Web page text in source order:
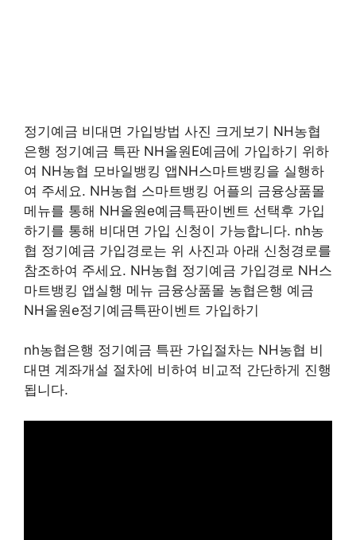
정기예금 비대면 가입방법 사진 크게보기 NH농협
은행 정기예금 특판 NH올원E예금에 가입하기 위하
여 NH농협 모바일뱅킹 앱NH스마트뱅킹을 실행하
여 주세요. NH농협 스마트뱅킹 어플의 금융상품몰
메뉴를 통해 NH올원e예금특판이벤트 선택후 가입
하기를 통해 비대면 가입 신청이 가능합니다. nh농
협 정기예금 가입경로는 위 사진과 아래 신청경로를
참조하여 주세요. NH농협 정기예금 가입경로 NH스
마트뱅킹 앱실행 메뉴 금융상품몰 농협은행 예금
NH올원e정기예금특판이벤트 가입하기
nh농협은행 정기예금 특판 가입절차는 NH농협 비
대면 계좌개설 절차에 비하여 비교적 간단하게 진행
됩니다.